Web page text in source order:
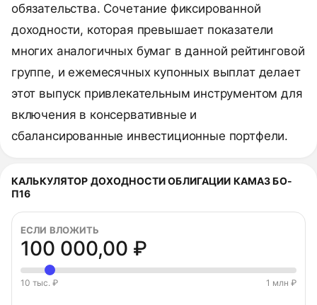
обязательства. Сочетание фиксированной
доходности, которая превышает показатели
многих аналогичных бумаг в данной рейтинговой
группе, и ежемесячных купонных выплат делает
этот выпуск привлекательным инструментом для
включения в консервативные и
сбалансированные инвестиционные портфели.
КАЛЬКУЛЯТОР ДОХОДНОСТИ ОБЛИГАЦИИ КАМАЗ БО-
П16
ЕСЛИ ВЛОЖИТЬ
100 000,00 ₽
10 тыс. ₽ 1 млн ₽